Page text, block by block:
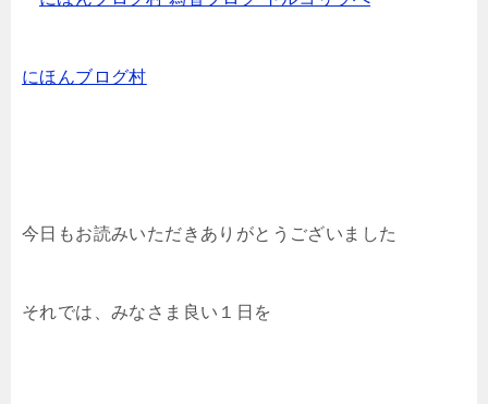
にほんブログ村
今日もお読みいただきありがとうございました
それでは、みなさま良い１日を